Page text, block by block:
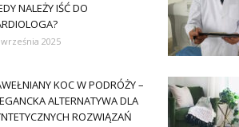
NALEŻY IŚĆ DO
2025
KOC W PODRÓŻY –
ALTERNATYWA DLA
ROZWIĄZAŃ